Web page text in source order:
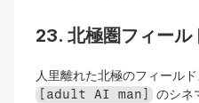
23. 北極圏フィール
[adult AI man] のシネ